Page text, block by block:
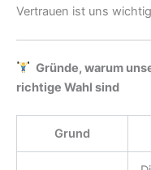
Vertrauen ist uns
Gründe, warum
richtige Wahl sind
Grund